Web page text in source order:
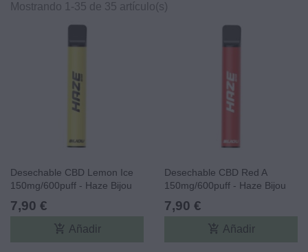
Mostrando 1-35 de 35 artículo(s)
Desechable CBD Lemon Ice
150mg/600puff - Haze Bijou
7,90 €
add_shopping_cart Añadir
Desechable CBD Red A
150mg/600puff - Haze Bijou
7,90 €
add_shopping_cart Añadir